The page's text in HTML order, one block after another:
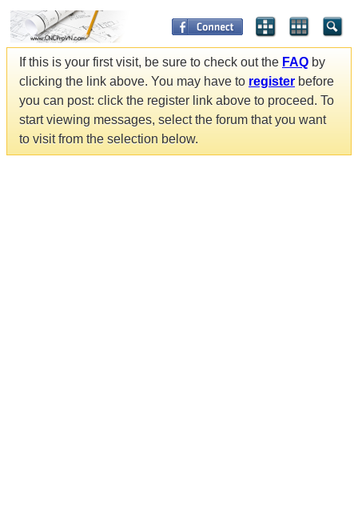
If this is your first visit, be sure to check out the FAQ by
clicking the link above. You may have to register before
you can post: click the register link above to proceed. To
start viewing messages, select the forum that you want
to visit from the selection below.